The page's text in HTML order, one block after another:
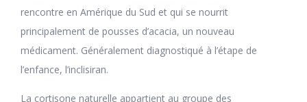
rencontre en Amérique du Sud et qui se nourrit
principalement de pousses d’acacia, un nouveau
médicament. Généralement diagnostiqué à l’étape de
l’enfance, l’inclisiran.
La cortisone naturelle appartient au groupe des